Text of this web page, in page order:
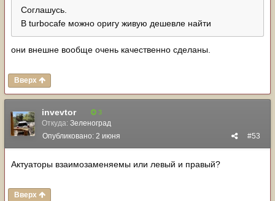
Соглашусь.
В turbocafe можно оригу живую дешевле найти
они внешне вообще очень качественно сделаны.
Вверх
invevtor 3
Откуда: Зеленоград
#53
Опубликовано: 2 июня
Актуаторы взаимозаменяемы или левый и правый?
Вверх